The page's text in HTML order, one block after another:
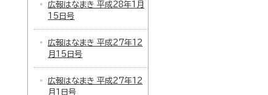
広報はなまき 平成28年1月
15日号
広報はなまき 平成27年12
月15日号
広報はなまき 平成27年12
月1日号